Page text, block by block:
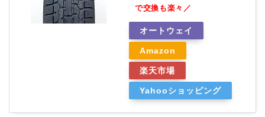
で交換も楽々／
オートウェイ
Amazon
楽天市場
Yahooショッピング